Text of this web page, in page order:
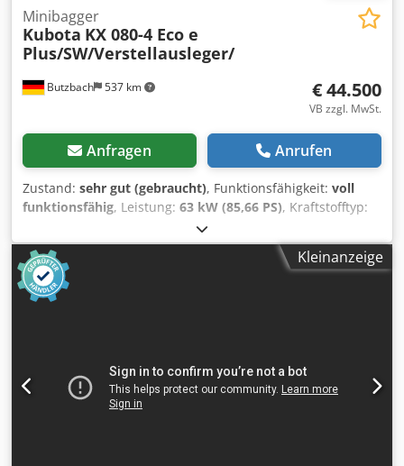
Butzbach 537 km
Minibagger
Kubota KX 080-4 Eco e
Plus/SW/Verstellausleger/
€ 44.500
VB zzgl. MwSt.
Anfragen Anrufen
Zustand: sehr gut (gebraucht), Funktionsfähigkeit: voll
funktionsfähig, Leistung: 63 kW (85,66 PS), Kraftstofftyp:
8.835 kg
Betriebsstunden:3.749 h, Kubota KX 080-4 Eco e
Plus/SW/Verstellausleger/Schwenkarm • Hersteller: Kubota
• Typ: KX 080-4 • Baujahr: 2018 Dsdpfxsznxd Uj Afisck •
Betriebsstunden: 3749 Std • Leistung: 46,5 Kw/ 63 Ps •
2,10 Meter • Hammer, Greifer, Schere Hydraulik •
Transportlänge: 6,45 m • Transportbreite: 2,20 m •
Transporthöhe: 2,54 m • Schnell Langsam gang • Motor:
Kleinanzeige